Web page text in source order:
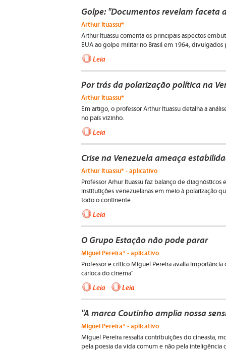
Golpe: "Documentos revelam faceta
Arthur Ituassu*
Arthur Ituassu comenta os principais aspectos
EUA ao golpe militar no Brasil em 1964,
Leia
Por trás da polarização política na
Arthur Ituassu*
Em artigo, o professor Arthur Ituassu detalha a
no país vizinho.
Leia
Crise na Venezuela ameaça
Arthur Ituassu* - aplicativo
Professor Arhur Ituassu faz balanço de
institutições venezuelanas em meio à polarização
todo o continente.
Leia
O Grupo Estação não pode parar
Miguel Pereira* - aplicativo
Professor e crítico Miguel Pereira avalia
carioca do cinema".
Leia Leia
"A marca Coutinho amplia nossa
Miguel Pereira* - aplicativo
Miguel Pereira ressalta contribuições do cineasta,
pela poesia da vida comum e não pela inteligência